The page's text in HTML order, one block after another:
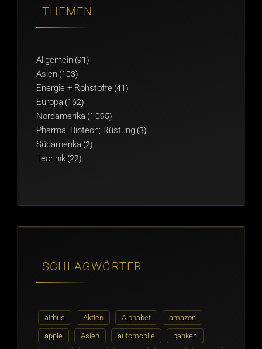
THEMEN
Allgemein (91)
Asien (103)
Energie + Rohstoffe (41)
Europa (162)
Nordamerika (1'095)
Pharma; Biotech; Rüstung (3)
Südamerika (2)
Technik (22)
SCHLAGWÖRTER
airbus Aktien Alphabet amazon
apple Asien automobile banken